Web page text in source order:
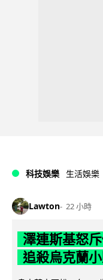
科技娛樂 生活娛樂
Lawton 22 小時
澤連斯基怒
追殺烏克蘭